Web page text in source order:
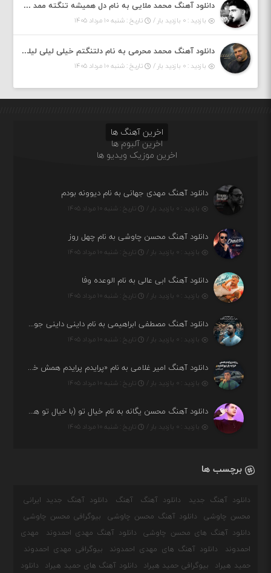
دانلود آهنگ محمد ملایی به نام دل همیشه تنگته ممد کله ونگته
بازدید : ۰ بازدید بار / تاریخ : شنبه ۱۰ مرداد ۱۴۰۵
دانلود آهنگ محمد محرمی به نام دلتنگتم خیلی لیلی لیلی لیلی تو که نباشی پیش من به زندگی میلی
بازدید : ۰ بازدید بار / تاریخ : شنبه ۱۰ مرداد ۱۴۰۵
اخرین آهنگ ها
اخرین آلبوم ها
اخرین موزیک ویدیو ها
دانلود آهنگ مهدی جهانی به نام دیوونه بودم
بازدید : ۰ بازدید بار / تاریخ : شنبه ۱۰ مرداد ۱۴۰۵
دانلود آهنگ محسن چاوشی به نام چهل روز
بازدید : ۰ بازدید بار / تاریخ : شنبه ۱۰ مرداد ۱۴۰۵
دانلود آهنگ ابی عالی به نام الوعده وفا
بازدید : ۰ بازدید بار / تاریخ : شنبه ۱۰ مرداد ۱۴۰۵
دانلود آهنگ مصطفی ابراهیمی به نام داینی داینی جونم قربون پنج تیر پرونم
بازدید : ۰ بازدید بار / تاریخ : شنبه ۱۰ مرداد ۱۴۰۵
دانلود آهنگ امیر غلامی به نام «پرایدم پرایدم همش خرابه یار نیو کنارم دیگه پولی نداروم (ریمیکس اینستاگرام)»
بازدید : ۰ بازدید بار / تاریخ : شنبه ۱۰ مرداد ۱۴۰۵
دانلود آهنگ محسن یگانه به نام خیال تو (با خیال تو هنوزم مثل هر روز و همیشه ریمیکس)
بازدید : ۰ بازدید بار / تاریخ : شنبه ۱۰ مرداد ۱۴۰۵
برچسب ها
دانلود آهنگ جدید دانلود آهنگ آهنگ
دانلود آهنگ جدید ایرانی
محسن چاوشی
دانلود آهنگ محسن چاوشی
بیوگرافی محسن چاوشی
دانلود آهنگ های محسن چاوشی
دانلود آهنگ مهدی احمدوند
مهدی
احمدوند
دانلود آهنگ های مهدی احمدوند
بیوگرافی مهدی احمدوند
حمید هیراد
بیوگرافی حمید هیراد دانلود آهنگ های حمید هیراد دانلود